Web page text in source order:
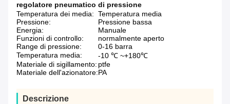
regolatore pneumatico di pressione
Temperatura dei media: Temperatura media
Pressione:
Pressione bassa
Energia:
Manuale
Funzioni di controllo:
normalmente aperto
Range di pressione:
0-16 barra
Temperatura media:
-10 ℃ ~+180℃
Materiale di sigillamento: ptfe
Materiale dell'azionatore:PA
Descrizione